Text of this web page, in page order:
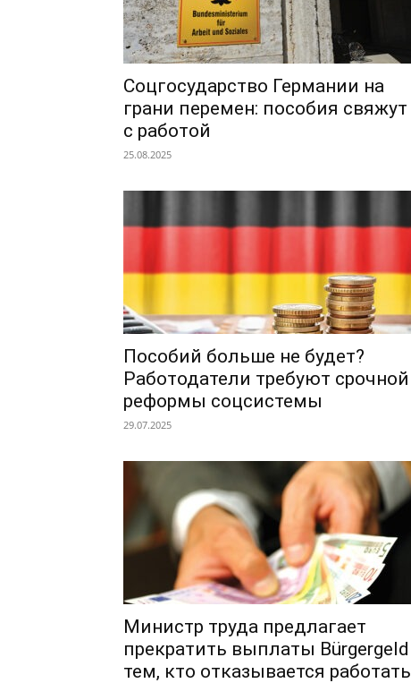
Соцгосударство Германии на
грани перемен: пособия свяжут
с работой
25.08.2025
Пособий больше не будет?
Работодатели требуют срочной
реформы соцсистемы
29.07.2025
Министр труда предлагает
прекратить выплаты Bürgergeld
тем, кто отказывается работать